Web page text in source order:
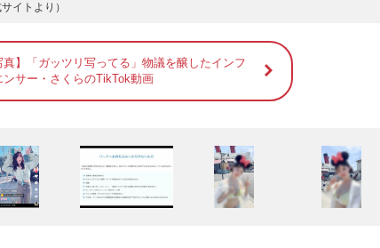
イトより）
真】「ガッツリ写ってる」物議を醸したインフ
ンサー・さくらのTikTok動画